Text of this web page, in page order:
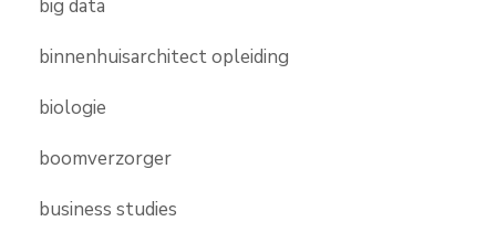
big data
binnenhuisarchitect opleiding
biologie
boomverzorger
business studies